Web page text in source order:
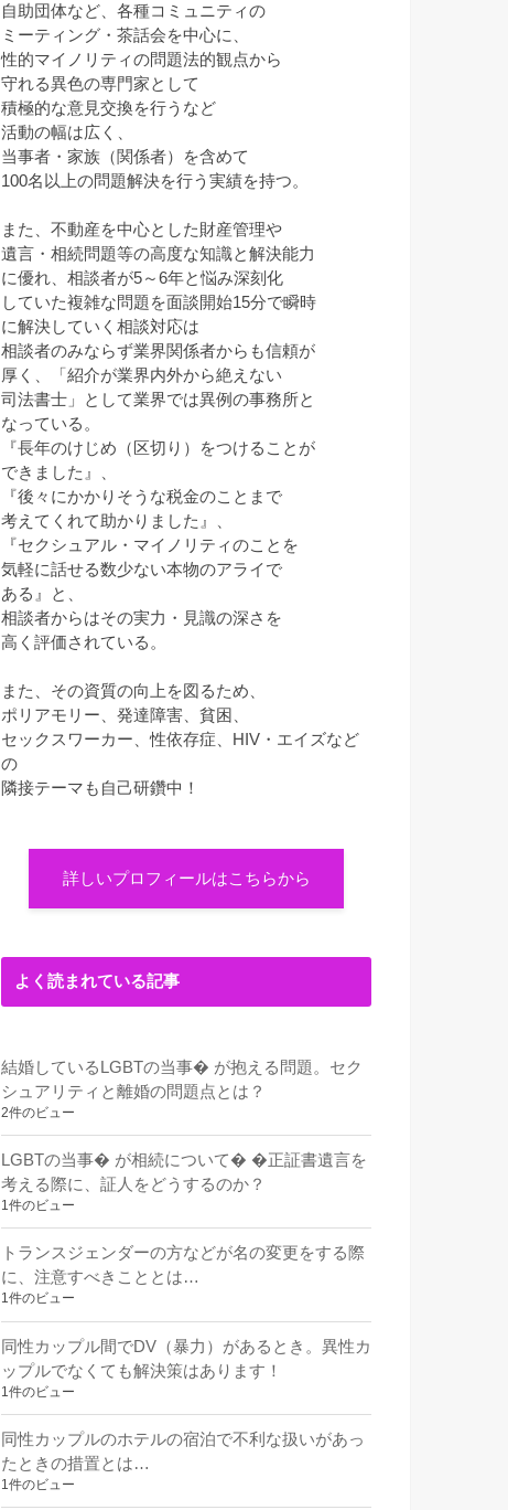
自助団体など、各種コミュニティの
ミーティング・茶話会を中心に、
性的マイノリティの問題法的観点から
守れる異色の専門家として
積極的な意見交換を行うなど
活動の幅は広く、
当事者・家族（関係者）を含めて
100名以上の問題解決を行う実績を持つ。
また、不動産を中心とした財産管理や
遺言・相続問題等の高度な知識と解決能力
に優れ、相談者が5～6年と悩み深刻化
していた複雑な問題を面談開始15分で瞬時
に解決していく相談対応は
相談者のみならず業界関係者からも信頼が
厚く、「紹介が業界内外から絶えない
司法書士」として業界では異例の事務所と
なっている。
『長年のけじめ（区切り）をつけることが
できました』、
『後々にかかりそうな税金のことまで
考えてくれて助かりました』、
『セクシュアル・マイノリティのことを
気軽に話せる数少ない本物のアライで
ある』と、
相談者からはその実力・見識の深さを
高く評価されている。
また、その資質の向上を図るため、
ポリアモリー、発達障害、貧困、
セックスワーカー、性依存症、HIV・エイズなど
の
隣接テーマも自己研鑽中！
詳しいプロフィールはこちらから
よく読まれている記事
結婚しているLGBTの当事� が抱える問題。セク
シュアリティと離婚の問題点とは？
2件のビュー
LGBTの当事� が相続について� �正証書遺言を
考える際に、証人をどうするのか？
1件のビュー
トランスジェンダーの方などが名の変更をする際
に、注意すべきこととは…
1件のビュー
同性カップル間でDV（暴力）があるとき。異性カ
ップルでなくても解決策はあります！
1件のビュー
同性カップルのホテルの宿泊で不利な扱いがあっ
たときの措置とは…
1件のビュー